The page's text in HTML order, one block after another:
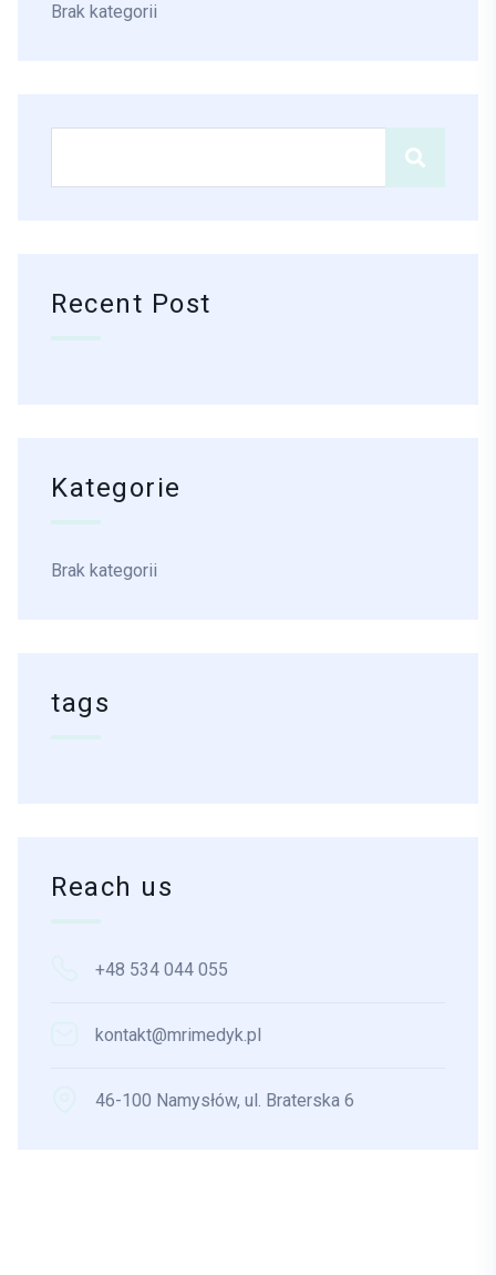
Brak kategorii
Recent Post
Kategorie
Brak kategorii
tags
Reach us
+48 534 044 055
kontakt@mrimedyk.pl
46-100 Namysłów, ul. Braterska 6